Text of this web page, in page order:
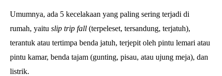
Umumnya, ada 5 kecelakaan yang paling sering terjadi di
rumah, yaitu slip trip fall (terpeleset, tersandung, terjatuh),
terantuk atau tertimpa benda jatuh, terjepit oleh pintu lemari atau
pintu kamar, benda tajam (gunting, pisau, atau ujung meja), dan
listrik.